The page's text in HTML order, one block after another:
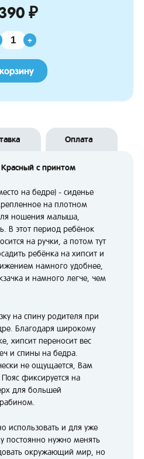
₽
+
Оплата
Красный с принтом
на бедре) - сиденье
на плотном
ношения малыша,
В этот период ребёнок
на ручки, а потом тут
ребёнка на хипсит и
намного удобнее,
и намного легче, чем
на спину родителя при
Благодаря широкому
хипсит переносит вес
и спины на бедра.
не ощущается, Вам
фиксируется на
для большей
использовать и для уже
постоянно нужно менять
окружающий мир, но